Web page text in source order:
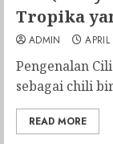
Tropika
ADMIN
Pengenalan
sebagai chili
READ MORE